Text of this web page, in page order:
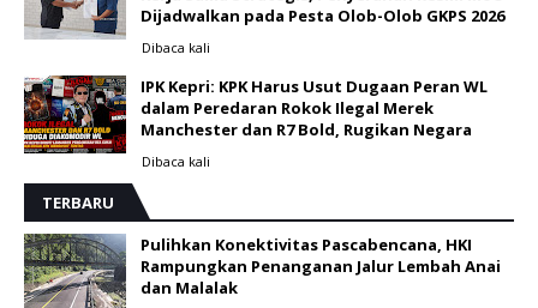
Dijadwalkan pada Pesta Olob-Olob GKPS 2026 ‎
Dibaca kali
IPK Kepri: KPK Harus Usut Dugaan Peran WL
dalam Peredaran Rokok Ilegal Merek
Manchester dan R7 Bold, Rugikan Negara
Dibaca kali
TERBARU
Pulihkan Konektivitas Pascabencana, HKI
Rampungkan Penanganan Jalur Lembah Anai
dan Malalak